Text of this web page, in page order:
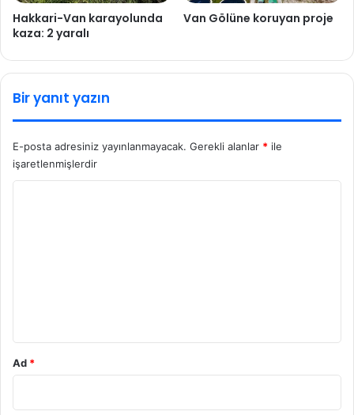
Hakkari-Van karayolunda
kaza: 2 yaralı
Van Gölüne koruyan proje
Bir yanıt yazın
E-posta adresiniz yayınlanmayacak. Gerekli alanlar * ile
işaretlenmişlerdir
Ad *